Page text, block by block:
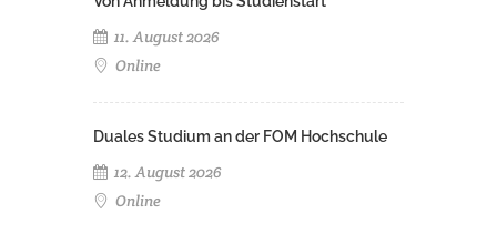
11. August 2026
Online
Duales Studium an der FOM Hochschule
12. August 2026
Online